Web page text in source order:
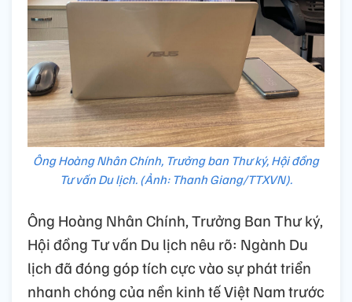
Ông Hoàng Nhân Chính, Trưởng ban Thư ký, Hội đồng
Tư vấn Du lịch. (Ảnh: Thanh Giang/TTXVN).
Ông Hoàng Nhân Chính, Trưởng Ban Thư ký,
Hội đồng Tư vấn Du lịch nêu rõ: Ngành Du
lịch đã đóng góp tích cực vào sự phát triển
nhanh chóng của nền kinh tế Việt Nam trước